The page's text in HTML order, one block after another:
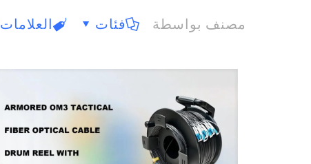
مصنف بواسطة فئات العلامات